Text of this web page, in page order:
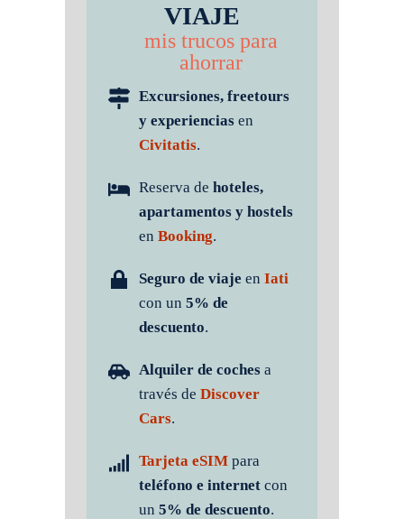
VIAJE
mis trucos para
ahorrar
Excursiones, freetours
y experiencias en
Civitatis.
Reserva de hoteles,
apartamentos y hostels
en Booking.
Seguro de viaje en Iati
con un 5% de
descuento.
Alquiler de coches a
través de Discover
Cars.
Tarjeta eSIM para
teléfono e internet con
un 5% de descuento.